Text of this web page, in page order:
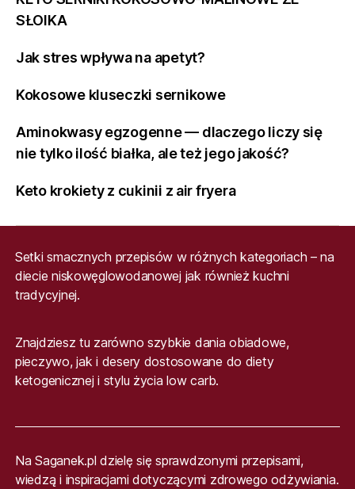
SŁOIKA
Jak stres wpływa na apetyt?
Kokosowe kluseczki sernikowe
Aminokwasy egzogenne — dlaczego liczy się
nie tylko ilość białka, ale też jego jakość?
Keto krokiety z cukinii z air fryera
Setki smacznych przepisów w różnych kategoriach – na
diecie niskowęglowodanowej jak również kuchni
tradycyjnej.
Znajdziesz tu zarówno szybkie dania obiadowe,
pieczywo, jak i desery dostosowane do diety
ketogenicznej i stylu życia low carb.
Na Saganek.pl dzielę się sprawdzonymi przepisami,
wiedzą i inspiracjami dotyczącymi zdrowego odżywiania.